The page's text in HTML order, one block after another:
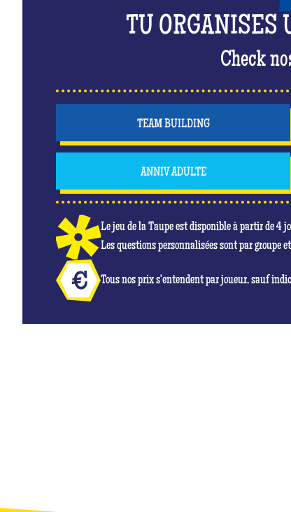
TU ORGANISES
Check
TEAM BUILDING
ANNIV ADULTE
Le jeu de la Taupe est disponible à partir de 4
Les questions personnalisées sont par groupe
Tous nos prix s'entendent par joueur, sauf